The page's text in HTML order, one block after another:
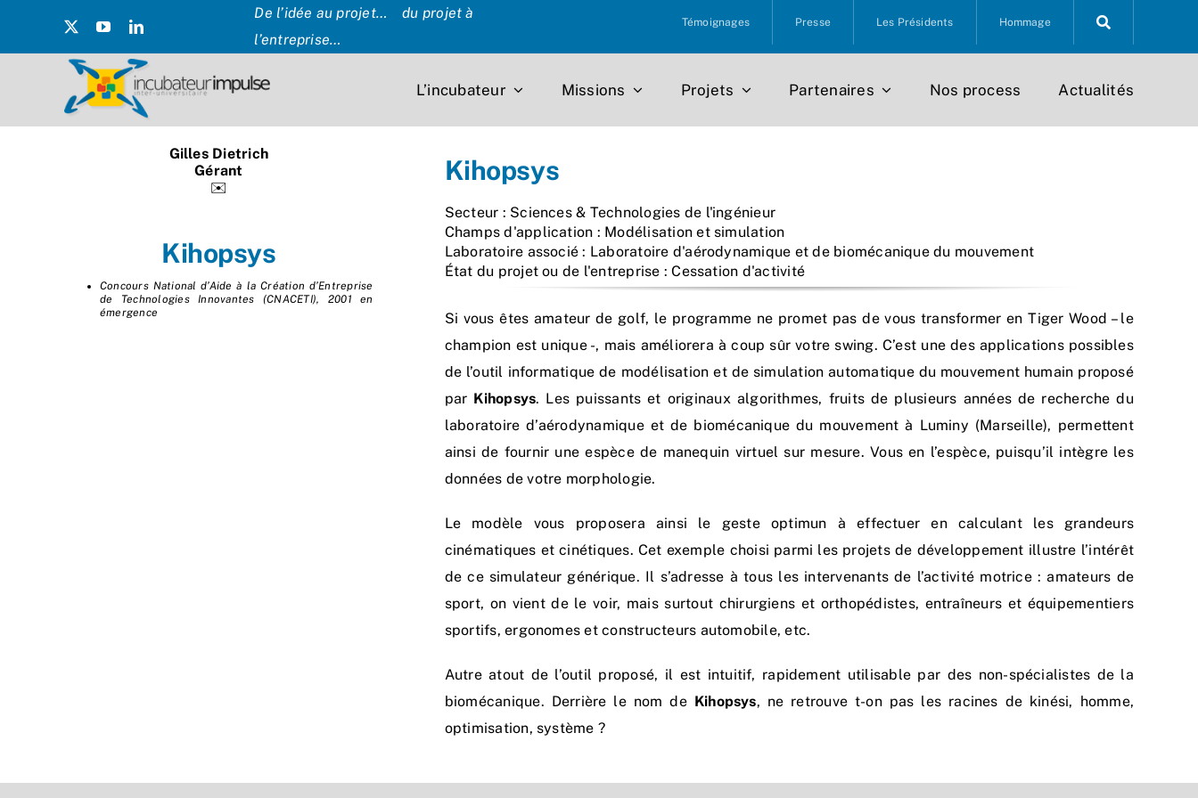
De l’idée au projet… du projet à
l’entreprise…
Témoignages Presse Les Présidents Hommage
L’incubateur Missions Projets Partenaires Nos process Actualités
Gilles Dietrich
Gérant
✉️
Kihopsys
Concours National d’Aide à la Création d’Entreprise
de Technologies Innovantes (CNACETI), 2001 en
émergence
Kihopsys
Secteur : Sciences & Technologies de l'ingénieur
Champs d'application : Modélisation et simulation
Laboratoire associé : Laboratoire d'aérodynamique et de biomécanique du mouvement
État du projet ou de l'entreprise : Cessation d'activité
Si vous êtes amateur de golf, le programme ne promet pas de vous transformer en Tiger Wood – le
champion est unique -, mais améliorera à coup sûr votre swing. C’est une des applications possibles
de l’outil informatique de modélisation et de simulation automatique du mouvement humain proposé
par Kihopsys. Les puissants et originaux algorithmes, fruits de plusieurs années de recherche du
laboratoire d’aérodynamique et de biomécanique du mouvement à Luminy (Marseille), permettent
ainsi de fournir une espèce de manequin virtuel sur mesure. Vous en l’espèce, puisqu’il intègre les
données de votre morphologie.
Le modèle vous proposera ainsi le geste optimun à effectuer en calculant les grandeurs
cinématiques et cinétiques. Cet exemple choisi parmi les projets de développement illustre l’intérêt
de ce simulateur générique. Il s’adresse à tous les intervenants de l’activité motrice : amateurs de
sport, on vient de le voir, mais surtout chirurgiens et orthopédistes, entraîneurs et équipementiers
sportifs, ergonomes et constructeurs automobile, etc.
Autre atout de l’outil proposé, il est intuitif, rapidement utilisable par des non-spécialistes de la
biomécanique. Derrière le nom de Kihopsys, ne retrouve t-on pas les racines de kinési, homme,
optimisation, système ?